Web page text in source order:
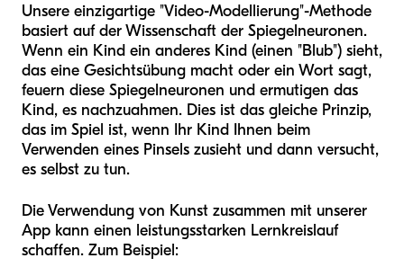
Unsere einzigartige "Video-Modellierung"-Methode
basiert auf der Wissenschaft der Spiegelneuronen.
Wenn ein Kind ein anderes Kind (einen "Blub") sieht,
das eine Gesichtsübung macht oder ein Wort sagt,
feuern diese Spiegelneuronen und ermutigen das
Kind, es nachzuahmen. Dies ist das gleiche Prinzip,
das im Spiel ist, wenn Ihr Kind Ihnen beim
Verwenden eines Pinsels zusieht und dann versucht,
es selbst zu tun.
Die Verwendung von Kunst zusammen mit unserer
App kann einen leistungsstarken Lernkreislauf
schaffen. Zum Beispiel: